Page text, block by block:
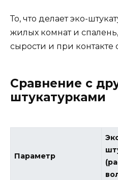
То, что делает эко-
жилых комнат и
сырости и при контакте
Сравнение с
штукатурками
Параметр